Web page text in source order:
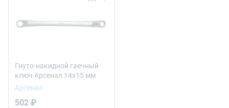
Гнуто-накидной гаечный
ключ Арсенал 14x15 мм
Арсенал
502 ₽